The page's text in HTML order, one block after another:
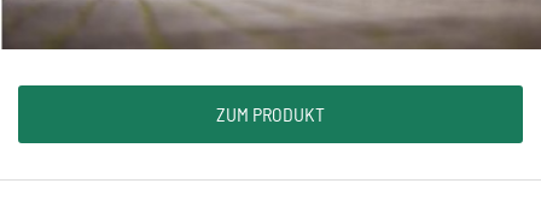
ZUM PRODUKT